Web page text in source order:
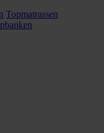
Topmatrassen